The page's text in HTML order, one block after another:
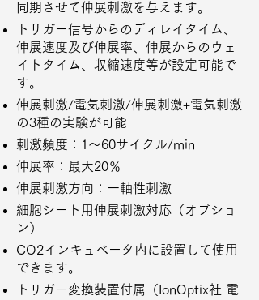
同期させて伸展刺激を与えます。
トリガー信号からのディレイタイム、
伸展速度及び伸展率、伸展からのウェ
イトタイム、収縮速度等が設定可能で
す。
伸展刺激/電気刺激/伸展刺激+電気刺激
の3種の実験が可能
刺激頻度：1～60サイクル/min
伸展率：最大20％
伸展刺激方向：一軸性刺激
細胞シート用伸展刺激対応（オプショ
ン）
CO2インキュベータ内に設置して使用
できます。
トリガー変換装置付属（IonOptix社 電